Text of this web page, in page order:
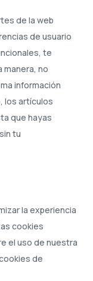
de la web
de usuario
te
manera, no
información
los artículos
que hayas
tu
la experiencia
cookies
el uso de nuestra
de